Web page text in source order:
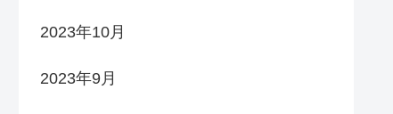
2023年10月
2023年9月